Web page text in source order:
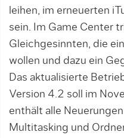
leihen, im erneuerten
sein. Im Game Center
Gleichgesinnten, die
wollen und dazu ein
Das aktualisierte
Version 4.2 soll im
enthält alle
Multitasking und